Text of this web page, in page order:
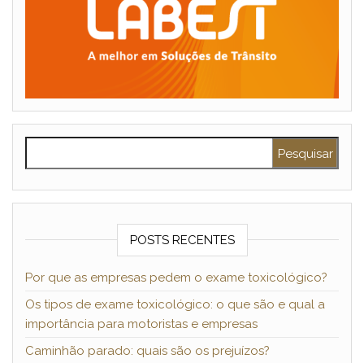
POSTS RECENTES
Por que as empresas pedem o exame toxicológico?
Os tipos de exame toxicológico: o que são e qual a
importância para motoristas e empresas
Caminhão parado: quais são os prejuízos?